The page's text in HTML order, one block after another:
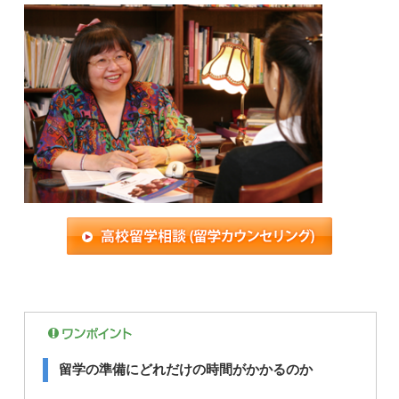
留学の準備にどれだけの時間がかかるのか